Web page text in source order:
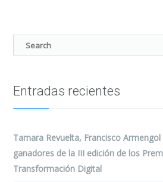
Entradas recientes
Tamara Revuelta, Francisco
ganadores de la III edición de los
Transformación Digital